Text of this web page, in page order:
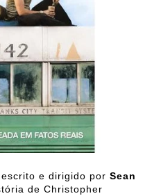
e dirigido por Sean
de Christopher